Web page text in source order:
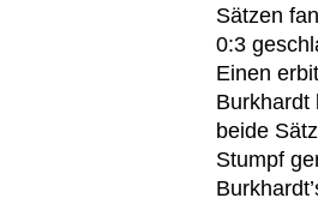
Sätzen
0:3
Einen
Burkhardt
beide
Stumpf